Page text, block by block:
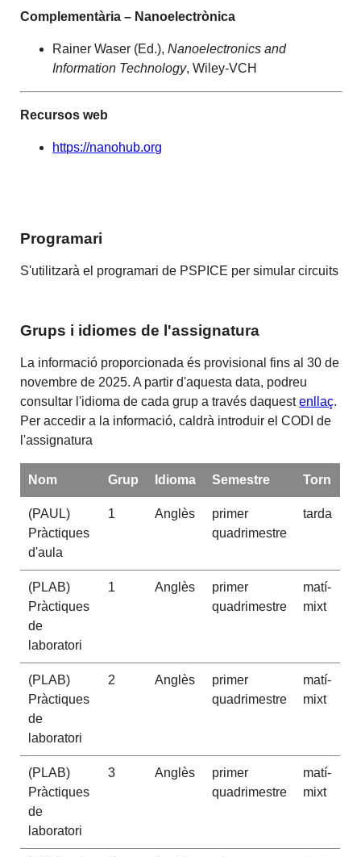
Complementària – Nanoelectrònica
Rainer Waser (Ed.),Nanoelectronics and
Information Technology, Wiley-VCH
Recursos web
https://nanohub.org
Programari
S'utilitzarà el programari de PSPICE per simular circuits
Grups i idiomes de l'assignatura
La informació proporcionada és provisional fins al 30 de
novembre de 2025. A partir d'aquesta data, podreu
consultar l'idioma de cada grup a través daquestenllaç.
Per accedir a la informació, caldrà introduir el CODI de
l'assignatura
Nom Grup Idioma Semestre Torn
(PAUL)
Pràctiques
d'aula
1 Anglès
primer
quadrimestre
tarda
(PLAB)
Pràctiques
de
laboratori
1 Anglès
primer
quadrimestre
matí-
mixt
(PLAB)
Pràctiques
de
laboratori
2 Anglès
primer
quadrimestre
matí-
mixt
(PLAB)
Pràctiques
de
laboratori
3 Anglès
primer
quadrimestre
matí-
mixt